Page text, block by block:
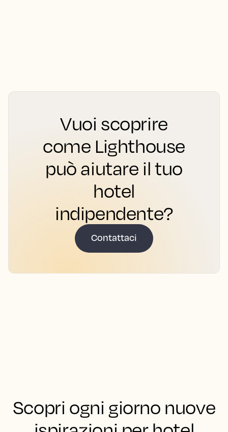
Vuoi scoprire
come Lighthouse
può aiutare il tuo
hotel
indipendente?
Contattaci
Scopri ogni giorno nuove